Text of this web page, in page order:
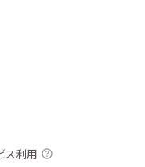
ス利用